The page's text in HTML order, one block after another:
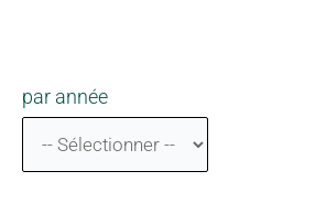
par année